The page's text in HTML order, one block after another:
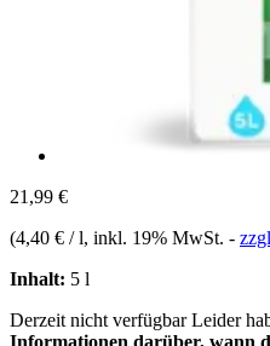
21,99 €
(4,40 € / l, inkl. 19% MwSt. -
Inhalt: 5 l
Derzeit nicht verfügbarLeider
Informationen darüber, wann